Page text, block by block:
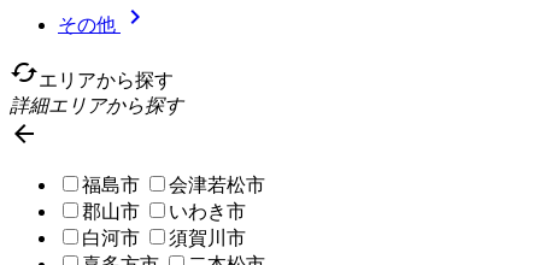
その他

cachedエリアから探す
詳細エリアから探す

福島市
会津若松市
郡山市
いわき市
白河市
須賀川市